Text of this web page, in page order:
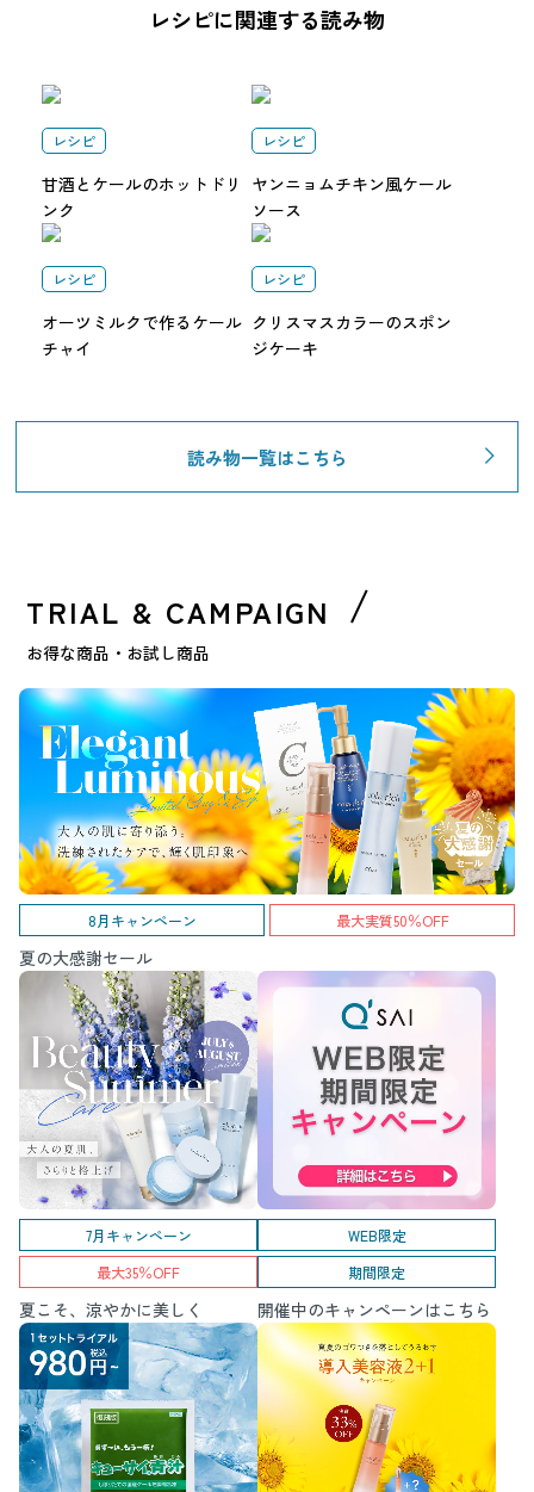
レシピに関連する読み物
レシピ
甘酒とケールのホットドリ
ンク
レシピ
ヤンニョムチキン風ケール
ソース
レシピ
オーツミルクで作るケール
チャイ
レシピ
クリスマスカラーのスポン
ジケーキ
読み物一覧はこちら
TRIAL & CAMPAIGN
お得な商品・お試し商品
8月キャンペーン 最大実質50％OFF
夏の大感謝セール
7月キャンペーン
最大35％OFF
夏こそ、涼やかに美しく
WEB限定
期間限定
開催中のキャンペーンはこちら